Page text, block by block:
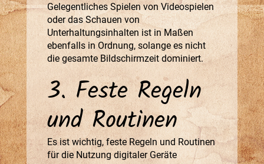
Gelegentliches Spielen von Videospielen
oder das Schauen von
Unterhaltungsinhalten ist in Maßen
ebenfalls in Ordnung, solange es nicht
die gesamte Bildschirmzeit dominiert.
3. Feste Regeln
und Routinen
Es ist wichtig, feste Regeln und Routinen
für die Nutzung digitaler Geräte